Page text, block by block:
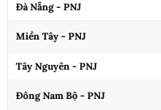
Đà Nẵng - PNJ
Miền Tây - PNJ
Tây Nguyên - PNJ
Đông Nam Bộ - PNJ